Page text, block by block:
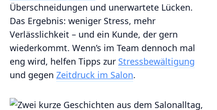
Überschneidungen und unerwartete Lücken.
Das Ergebnis: weniger Stress, mehr
Verlässlichkeit – und ein Kunde, der gern
wiederkommt. Wenn’s im Team dennoch mal
eng wird, helfen Tipps zur Stressbewältigung
und gegen Zeitdruck im Salon.